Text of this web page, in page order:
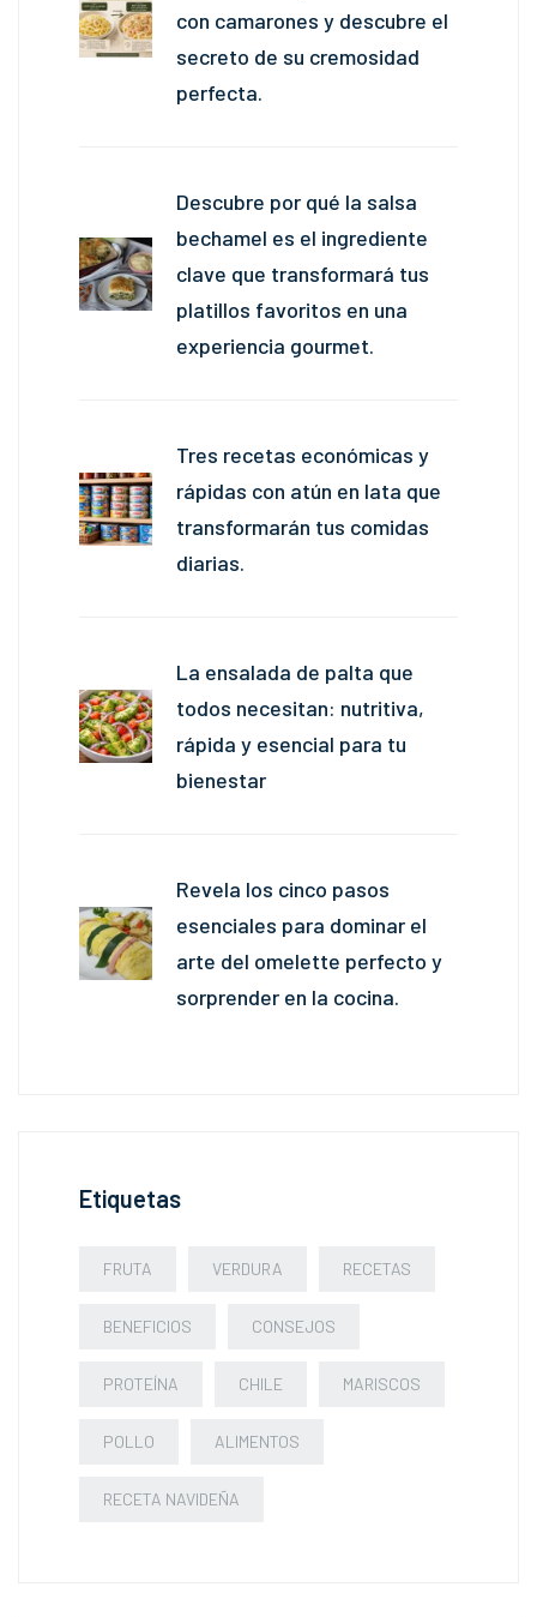
con camarones y descubre el
secreto de su cremosidad
perfecta.
Descubre por qué la salsa
bechamel es el ingrediente
clave que transformará tus
platillos favoritos en una
experiencia gourmet.
Tres recetas económicas y
rápidas con atún en lata que
transformarán tus comidas
diarias.
La ensalada de palta que
todos necesitan: nutritiva,
rápida y esencial para tu
bienestar
Revela los cinco pasos
esenciales para dominar el
arte del omelette perfecto y
sorprender en la cocina.
Etiquetas
FRUTA VERDURA RECETAS
BENEFICIOS CONSEJOS
PROTEÍNA CHILE MARISCOS
POLLO ALIMENTOS
RECETA NAVIDEÑA